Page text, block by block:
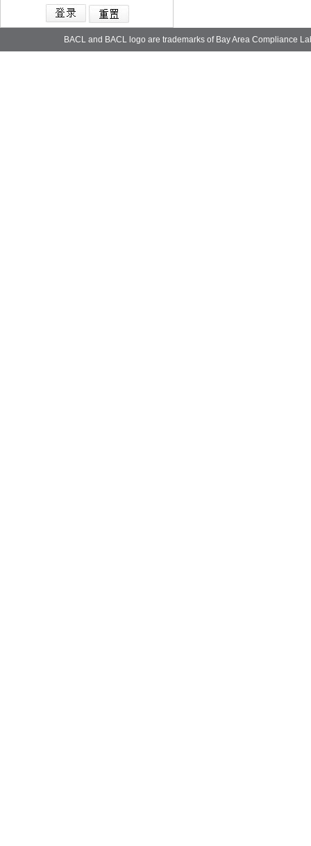
BACL and BACL logo are trademarks of Bay Area